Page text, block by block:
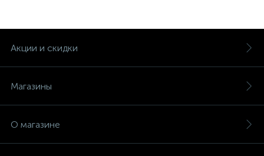
Акции и скидки
Магазины
О магазине